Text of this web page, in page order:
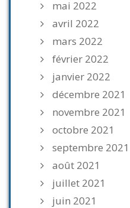
mai 2022
avril 2022
mars 2022
février 2022
janvier 2022
décembre 2021
novembre 2021
octobre 2021
septembre 2021
août 2021
juillet 2021
juin 2021